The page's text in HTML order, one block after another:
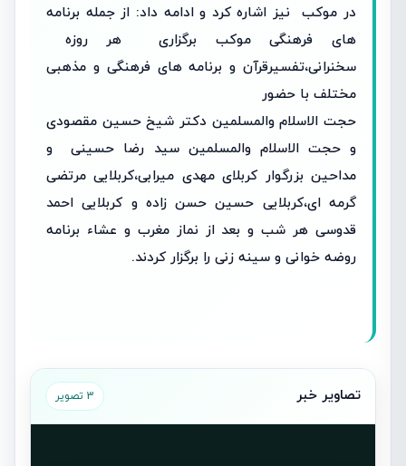
در موکب نیز اشاره کرد و ادامه داد: از جمله برنامه
های فرهنگی موکب برگزاری هر روزه
سخنرانی،تفسیرقرآن و برنامه های فرهنگی و مذهبی
مختلف با حضور
حجت الاسلام والمسلمین دکتر شیخ حسین مقصودی
و حجت الاسلام والمسلمین سید رضا حسینی و
مداحین بزرگوار کربلای مهدی میرابی،کربلایی مرتضی
گرمه ای،کربلایی حسین حسن زاده و کربلایی احمد
قدوسی هر شب و بعد از نماز مغرب و عشاء برنامه
روضه خوانی و سینه زنی را برگزار کردند.
تصاویر خبر 3 تصویر